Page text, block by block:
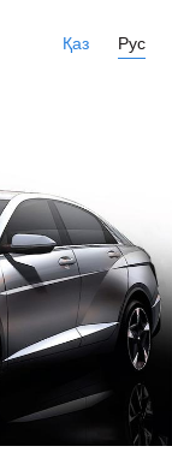
Қаз Рус